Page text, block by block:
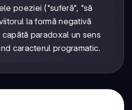
poeziei ("suferă", "să
la formă negativă
paradoxal un sens
caracterul programatic.